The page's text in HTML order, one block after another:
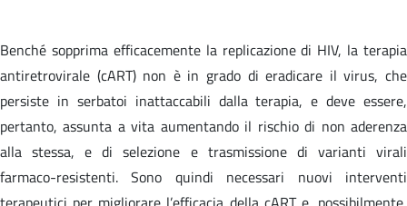
Benché sopprima efficacemente la replicazione di HIV, la terapia
antiretrovirale (cART) non è in grado di eradicare il virus, che
persiste in serbatoi inattaccabili dalla terapia, e deve essere,
pertanto, assunta a vita aumentando il rischio di non aderenza
alla stessa, e di selezione e trasmissione di varianti virali
farmaco-resistenti. Sono quindi necessari nuovi interventi